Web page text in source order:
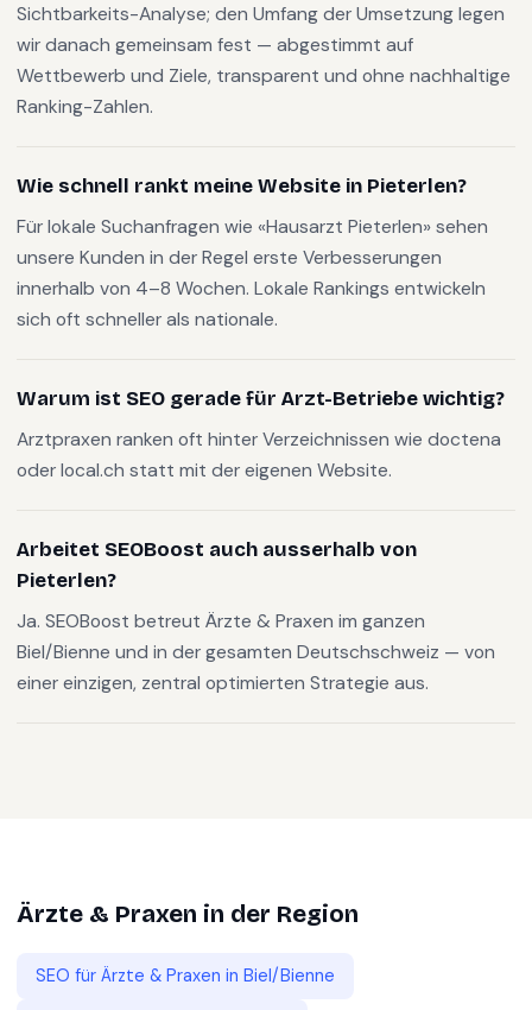
Sichtbarkeits-Analyse; den Umfang der Umsetzung legen
wir danach gemeinsam fest — abgestimmt auf
Wettbewerb und Ziele, transparent und ohne nachhaltige
Ranking-Zahlen.
Wie schnell rankt meine Website in Pieterlen?
Für lokale Suchanfragen wie «Hausarzt Pieterlen» sehen
unsere Kunden in der Regel erste Verbesserungen
innerhalb von 4–8 Wochen. Lokale Rankings entwickeln
sich oft schneller als nationale.
Warum ist SEO gerade für Arzt-Betriebe wichtig?
Arztpraxen ranken oft hinter Verzeichnissen wie doctena
oder local.ch statt mit der eigenen Website.
Arbeitet SEOBoost auch ausserhalb von
Pieterlen?
Ja. SEOBoost betreut Ärzte & Praxen im ganzen
Biel/Bienne und in der gesamten Deutschschweiz — von
einer einzigen, zentral optimierten Strategie aus.
Ärzte & Praxen in der Region
SEO für Ärzte & Praxen in Biel/Bienne